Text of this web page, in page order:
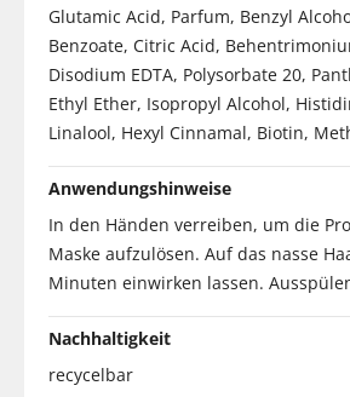
Glutamic Acid, Parfum, Benzyl
Benzoate, Citric Acid,
Disodium EDTA, Polysorbate 20,
Ethyl Ether, Isopropyl Alcohol,
Linalool, Hexyl Cinnamal, Biotin,
Anwendungshinweise
In den Händen verreiben, um die
Maske aufzulösen. Auf das nasse
Minuten einwirken lassen.
Nachhaltigkeit
recycelbar